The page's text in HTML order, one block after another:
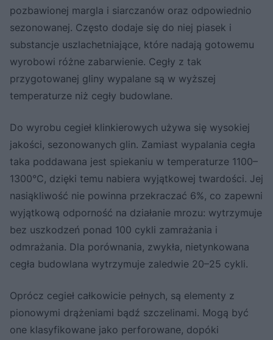
pozbawionej margla i siarczanów oraz odpowiednio
sezonowanej. Często dodaje się do niej piasek i
substancje uszlachetniające, które nadają gotowemu
wyrobowi różne zabarwienie. Cegły z tak
przygotowanej gliny wypalane są w wyższej
temperaturze niż cegły budowlane.
Do wyrobu cegieł klinkierowych używa się wysokiej
jakości, sezonowanych glin. Zamiast wypalania cegła
taka poddawana jest spiekaniu w temperaturze 1100–
1300°C, dzięki temu nabiera wyjątkowej twardości. Jej
nasiąkliwość nie powinna przekraczać 6%, co zapewni
wyjątkową odporność na działanie mrozu: wytrzymuje
bez uszkodzeń ponad 100 cykli zamrażania i
odmrażania. Dla porównania, zwykła, nietynkowana
cegła budowlana wytrzymuje zaledwie 20–25 cykli.
Oprócz cegieł całkowicie pełnych, są elementy z
pionowymi drążeniami bądź szczelinami. Mogą być
one klasyfikowane jako perforowane, dopóki